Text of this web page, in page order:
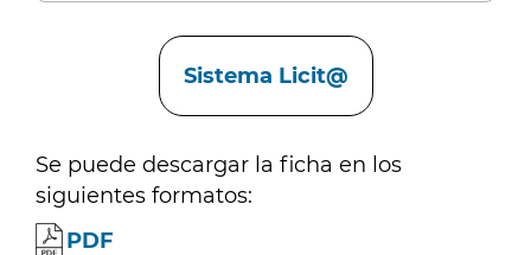
Sistema Licit@
Se puede descargar la ficha en los
siguientes formatos:
PDF